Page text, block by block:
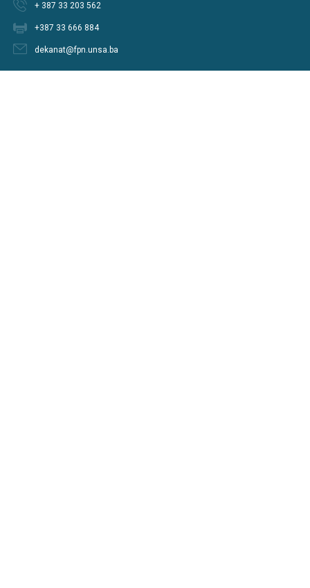
+ 387 33 203 562
+387 33 666 884
dekanat@fpn.unsa.ba